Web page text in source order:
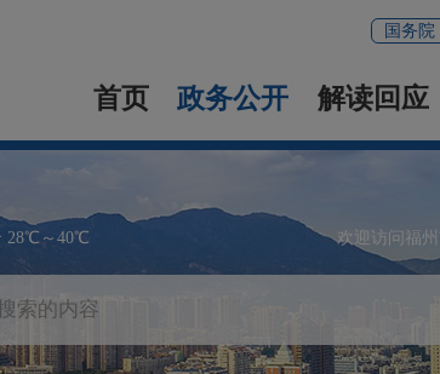
国务院
首页 政务公开 解读回应
28℃～40℃ 欢迎访问福